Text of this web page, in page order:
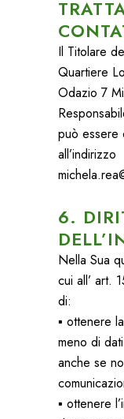
Il Titolare
Quartiere
Odazio 7
può essere
all’indirizzo
6.
Nella Sua
cui all’ art.
di:
▪ ottenere
meno di
anche se
▪ ottenere